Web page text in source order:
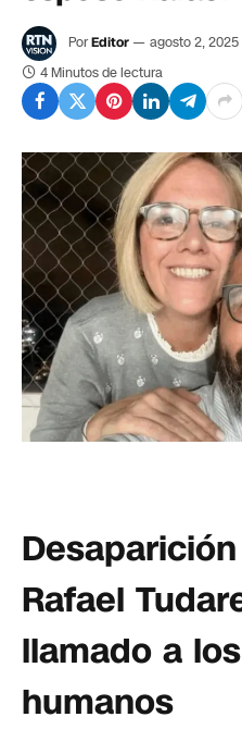
PorEditor agosto 2, 2025
4 Minutos de lectura
Rafael
llamado a
humanos